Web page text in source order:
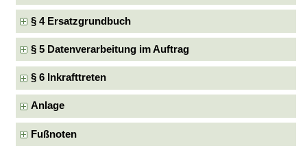
§ 4 Ersatzgrundbuch
§ 5 Datenverarbeitung im Auftrag
§ 6 Inkrafttreten
Anlage
Fußnoten